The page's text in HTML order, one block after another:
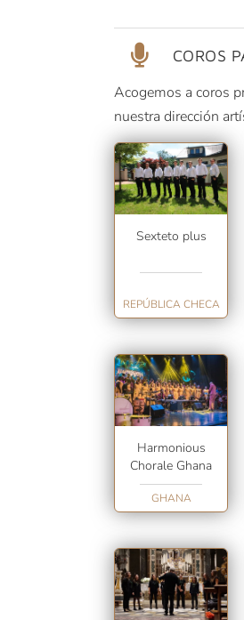
COROS
Acogemos a coros
nuestra dirección
Sexteto plus
REPÚBLICA CHECA
Harmonious
Chorale Ghana
GHANA